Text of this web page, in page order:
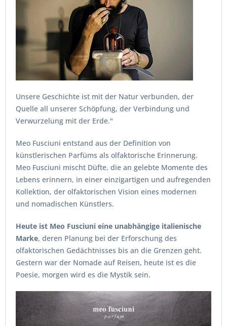
Unsere Geschichte ist mit der Natur verbunden, der
Quelle all unserer Schöpfung, der Verbindung und
Verwurzelung mit der Erde."
Meo Fusciuni entstand aus der Definition von
künstlerischen Parfüms als olfaktorische Erinnerung.
Meo Fusciuni mischt Düfte, die an gelebte Momente des
Lebens erinnern, in einer einzigartigen und aufregenden
Kollektion, der olfaktorischen Vision eines modernen
und nomadischen Künstlers.
Heute ist Meo Fusciuni eine unabhängige italienische
Marke, deren Planung bei der Erforschung des
olfaktorischen Gedächtnisses bis an die Grenzen geht.
Gestern war der Nomade auf Reisen, heute ist es die
Poesie, morgen wird es die Mystik sein.